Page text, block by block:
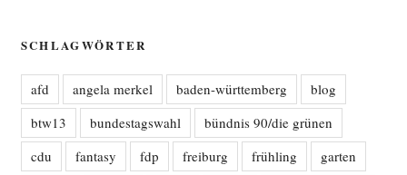
SCHLAGWÖRTER
afd angela merkel baden-württemberg
blog
btw13
bundestagswahl
bündnis 90/die grünen
cdu
fantasy fdp freiburg frühling
garten